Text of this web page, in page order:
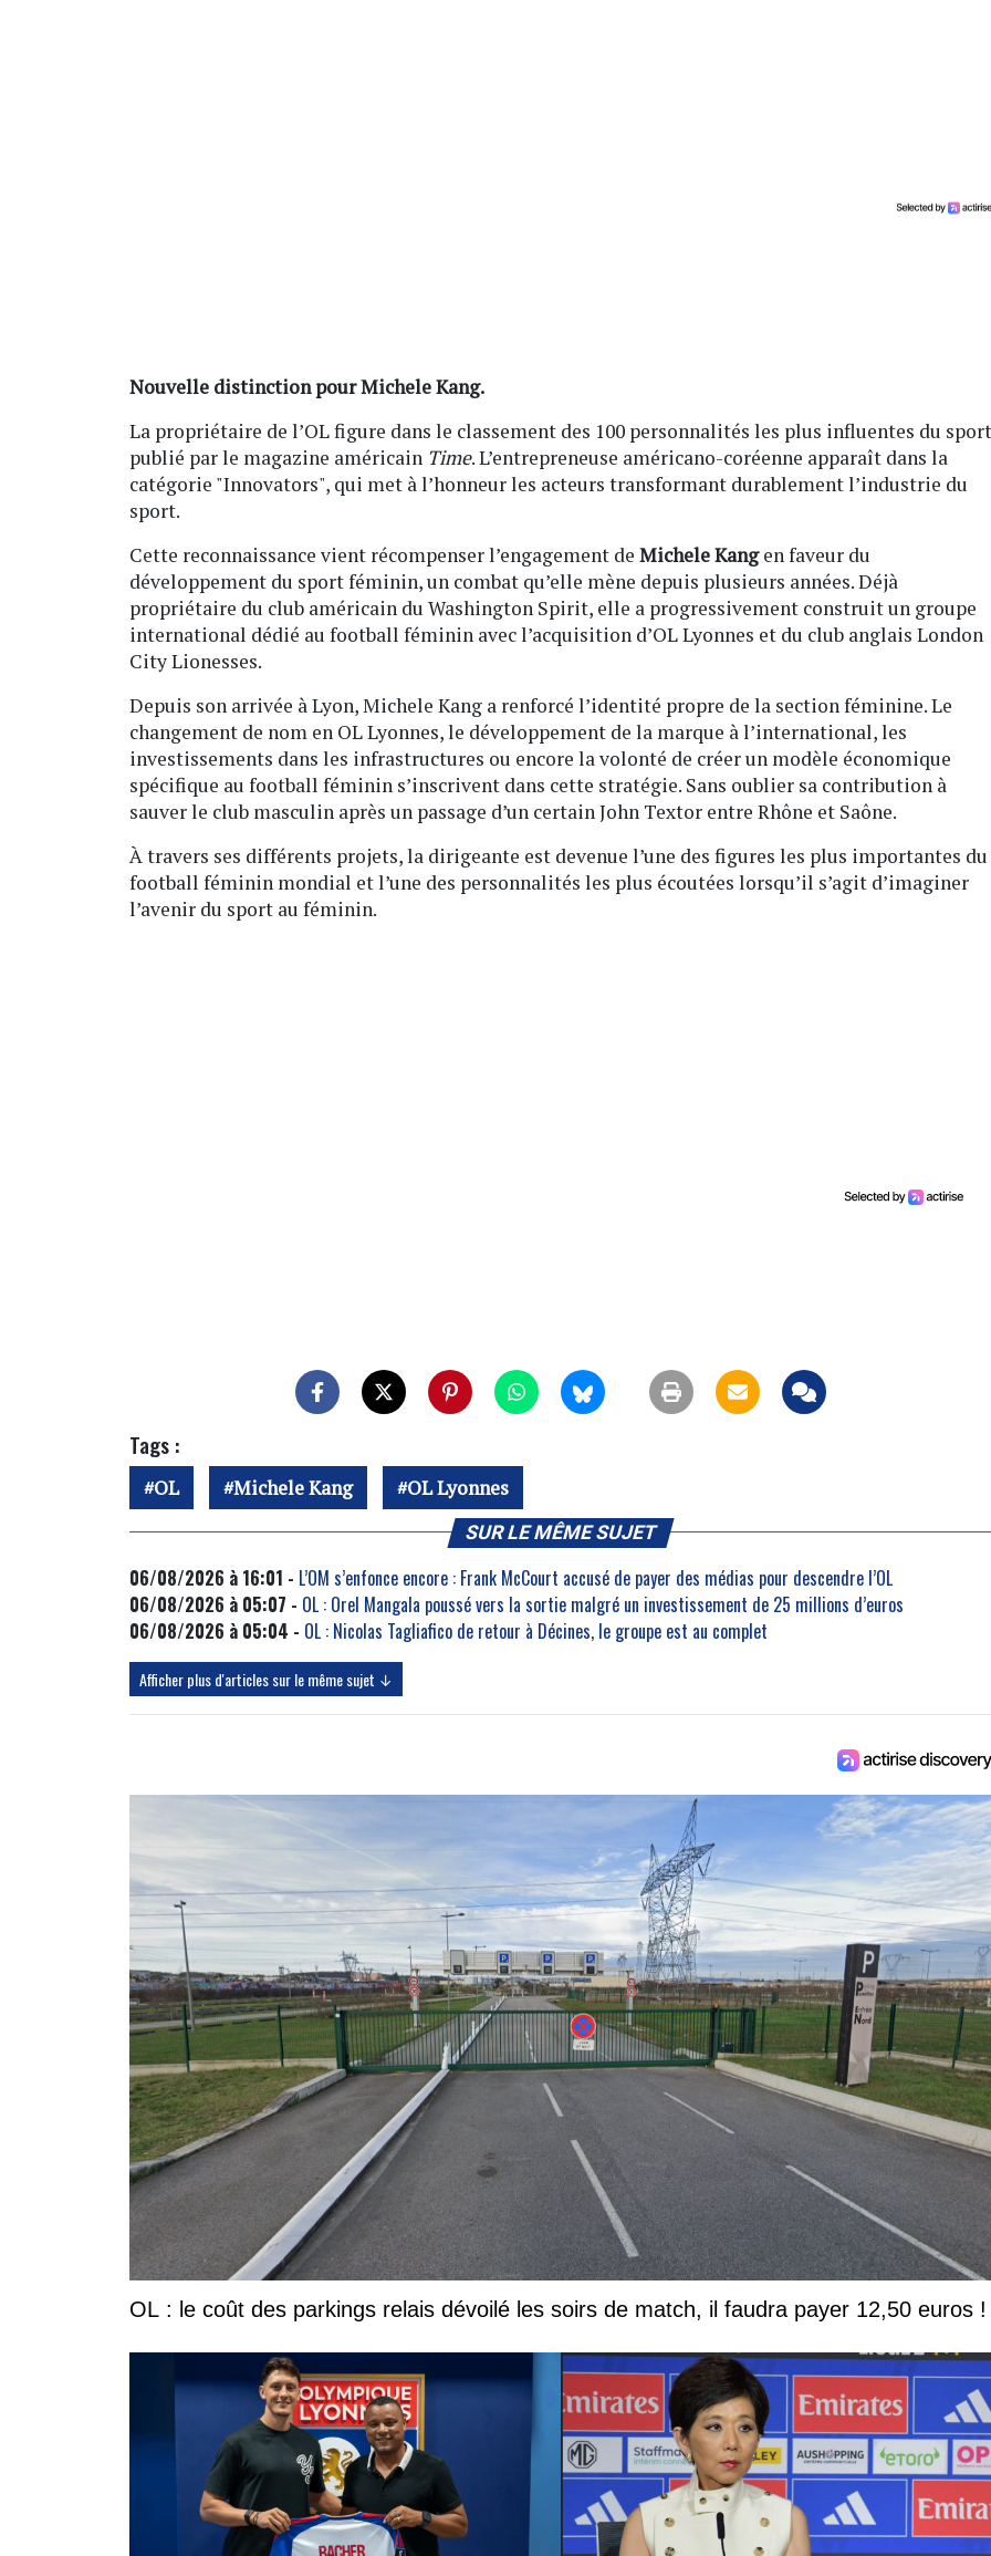
Nouvelle distinction pour Michele Kang.
La propriétaire de l’OL figure dans le classement des 100 personnalités les plus influentes du sport
publié par le magazine américain Time. L’entrepreneuse américano-coréenne apparaît dans la
catégorie "Innovators", qui met à l’honneur les acteurs transformant durablement l’industrie du
sport.
Cette reconnaissance vient récompenser l’engagement de Michele Kangen faveur du
développement du sport féminin, un combat qu’elle mène depuis plusieurs années. Déjà
propriétaire du club américain du Washington Spirit, elle a progressivement construit un groupe
international dédié au football féminin avec l’acquisition d’OL Lyonnes et du club anglais London
City Lionesses.
Depuis son arrivée à Lyon, Michele Kang a renforcé l’identité propre de la section féminine. Le
changement de nom en OL Lyonnes, le développement de la marque à l’international, les
investissements dans les infrastructures ou encore la volonté de créer un modèle économique
spécifique au football féminin s’inscrivent dans cette stratégie. Sans oublier sa contribution à
sauver le club masculin après un passage d’un certain John Textor entre Rhône et Saône.
À travers ses différents projets, la dirigeante est devenue l’une des figures les plus importantes du
football féminin mondial et l’une des personnalités les plus écoutées lorsqu’il s’agit d’imaginer
l’avenir du sport au féminin.
Tags :
OL Michele Kang OL Lyonnes
SUR LE MÊME SUJET
06/08/2026 à 16:01 - L’OM s’enfonce encore : Frank McCourt accusé de payer des médias pour descendre l’OL
06/08/2026 à 05:07 - OL : Orel Mangala poussé vers la sortie malgré un investissement de 25 millions d’euros
06/08/2026 à 05:04 - OL : Nicolas Tagliafico de retour à Décines, le groupe est au complet
Afficher plus d'articles sur le même sujet ↓
OL : le coût des parkings relais dévoilé les soirs de match, il faudra payer 12,50 euros !